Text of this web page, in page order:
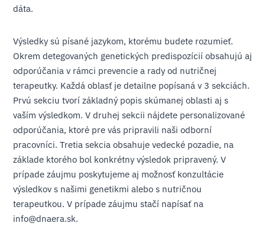
dáta.
Výsledky sú písané jazykom, ktorému budete rozumieť.
Okrem detegovaných genetických predispozícií obsahujú aj
odporúčania v rámci prevencie a rady od nutričnej
terapeutky. Každá oblasť je detailne popísaná v 3 sekciách.
Prvú sekciu tvorí základný popis skúmanej oblasti aj s
vaším výsledkom. V druhej sekcii nájdete personalizované
odporúčania, ktoré pre vás pripravili naši odborní
pracovníci. Tretia sekcia obsahuje vedecké pozadie, na
základe ktorého bol konkrétny výsledok pripravený. V
prípade záujmu poskytujeme aj možnosť konzultácie
výsledkov s našimi genetikmi alebo s nutričnou
terapeutkou. V prípade záujmu stačí napísať na
info@dnaera.sk.